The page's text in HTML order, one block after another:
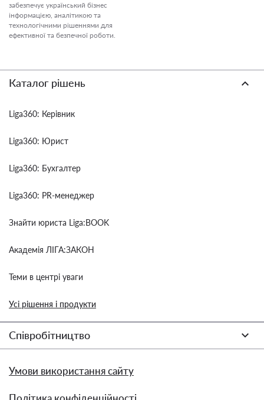
забезпечує український бізнес
інформацією, аналітикою та
технологічними рішеннями для
ефективної та безпечної роботи.
Каталог рішень
Liga360: Керівник
Liga360: Юрист
Liga360: Бухгалтер
Liga360: PR-менеджер
Знайти юриста Liga:BOOK
Академія ЛІГА:ЗАКОН
Теми в центрі уваги
Усі рішення і продукти
Співробітництво
Умови використання сайту